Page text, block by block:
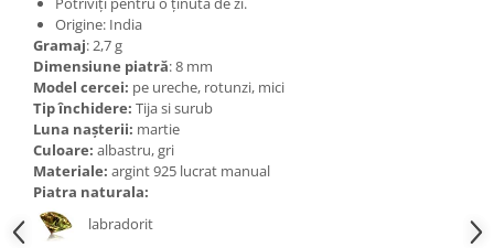
Bijuterii turmaline
Bijuterii morganit
Origine: India
Gramaj: 2,7 g
Dimensiune piatră: 8 mm
Model cercei: pe ureche, rotunzi, mici
Tip închidere: Tija si surub
Luna nașterii: martie
Culoare: albastru, gri
Materiale: argint 925 lucrat manual
Piatra naturala:
labradorit